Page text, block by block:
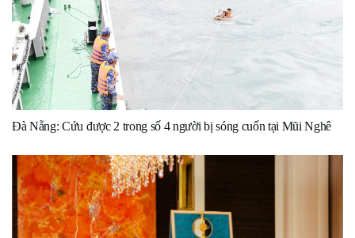
Đà Nẵng: Cứu được 2 trong số 4 người bị sóng cuốn tại Mũi Nghê